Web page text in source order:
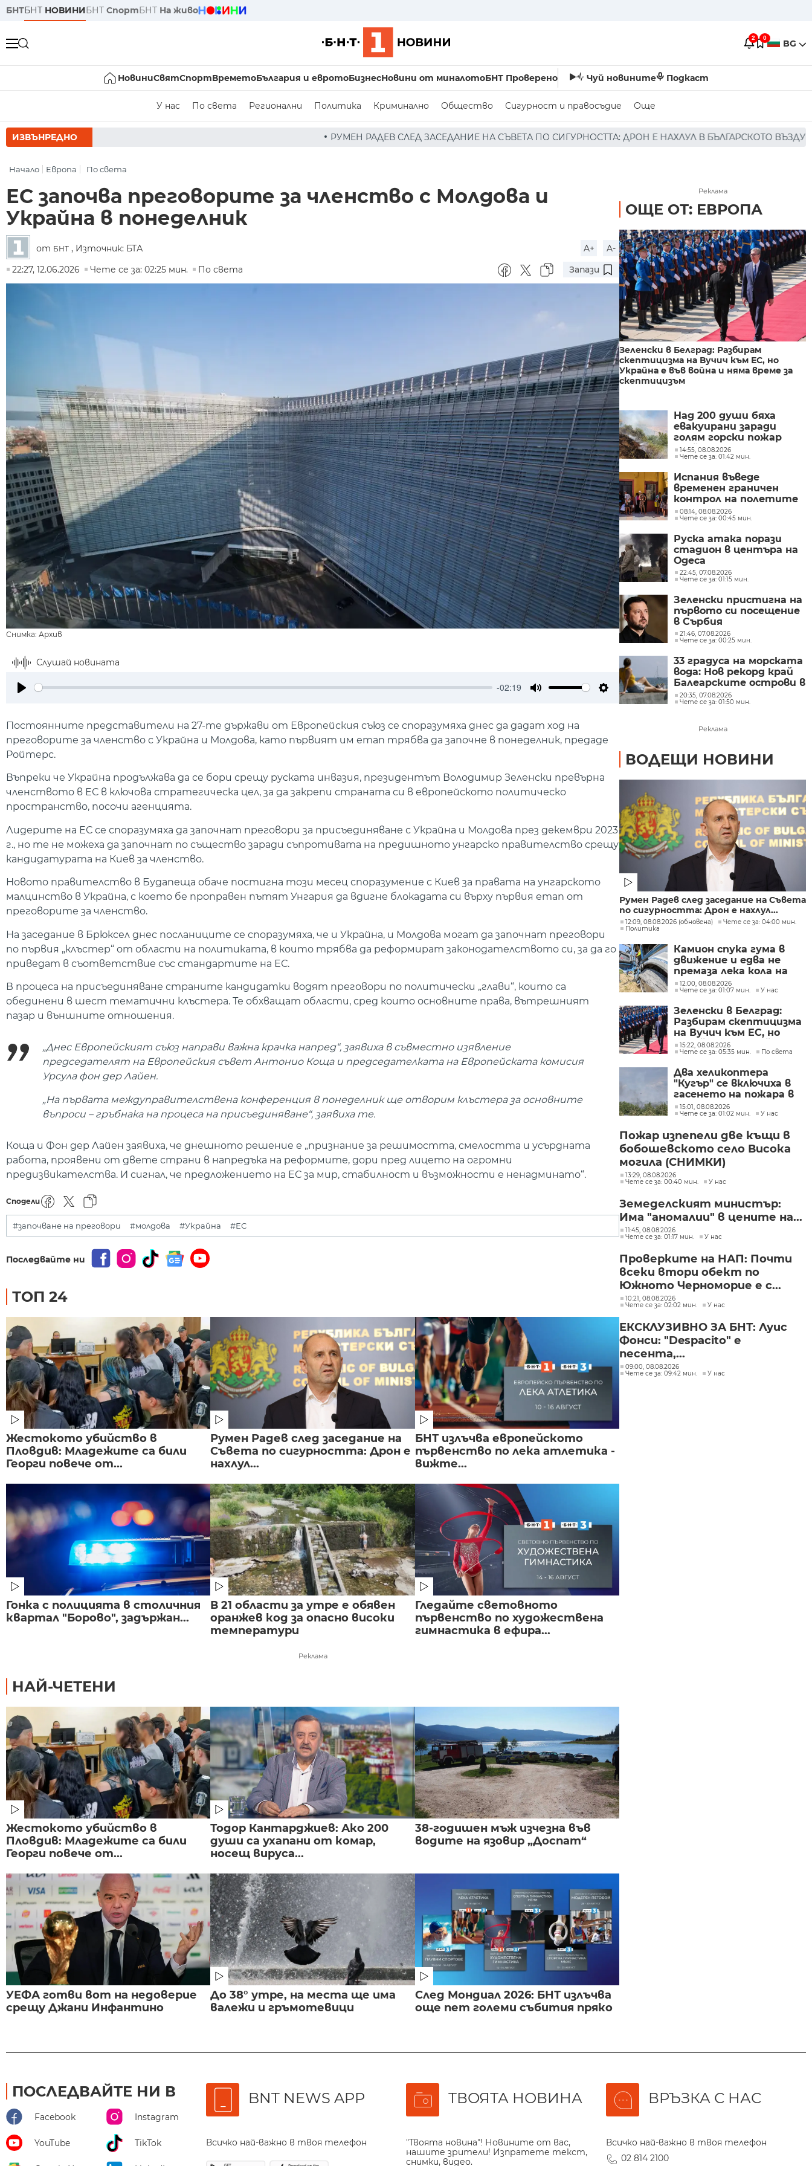
БНТБНТ НОВИНИБНТ СпортБНТ На живо
2 0 BG
НовиниСвятСпортВреметоБългария и евротоБизнесНовини от миналотоБНТ Проверено Чуй новините Подкаст
У нас По света Регионални Политика Криминално Общество Сигурност и правосъдие Още
ИЗВЪНРЕДНО РУМЕН РАДЕВ СЛЕД ЗАСЕДАНИЕ НА СЪВЕТА ПО СИГУРНОСТТА: ДРОН Е НАХЛУЛ В БЪЛГАРСКОТО ВЪЗДУШНО
Начало Европа По света
ЕС започва преговорите за членство с Молдова и
Украйна в понеделник
от БНТ , Източник: БТА A+
A-
22:27, 12.06.2026
Чете се за: 02:25 мин. По света Запази
Снимка: Архив
Слушай новината
-02:19
Settings
Постоянните представители на 27-те държави от Европейския съюз се споразумяха днес да дадат ход на
преговорите за членство с Украйна и Молдова, като първият им етап трябва да започне в понеделник, предаде
Ройтерс.
Въпреки че Украйна продължава да се бори срещу руската инвазия, президентът Володимир Зеленски превърна
членството в ЕС в ключова стратегическа цел, за да закрепи страната си в европейското политическо
пространство, посочи агенцията.
Лидерите на ЕС се споразумяха да започнат преговори за присъединяване с Украйна и Молдова през декември 2023
г., но те не можеха да започнат по същество заради съпротивата на предишното унгарско правителство срещу
кандидатурата на Киев за членство.
Новото правителство в Будапеща обаче постигна този месец споразумение с Киев за правата на унгарското
малцинство в Украйна, с което бе проправен пътят Унгария да вдигне блокадата си върху първия етап от
преговорите за членство.
На заседание в Брюксел днес посланиците се споразумяха, че и Украйна, и Молдова могат да започнат преговори
по първия „клъстер“ от области на политиката, в които трябва да реформират законодателството си, за да го
приведат в съответствие със стандартите на ЕС.
В процеса на присъединяване страните кандидатки водят преговори по политически „глави“, които са
обединени в шест тематични клъстера. Те обхващат области, сред които основните права, вътрешният
пазар и външните отношения.
„Днес Европейският съюз направи важна крачка напред“, заявиха в съвместно изявление
председателят на Европейския съвет Антонио Коща и председателката на Европейската комисия
Урсула фон дер Лайен.
„На първата междуправителствена конференция в понеделник ще отворим клъстера за основните
въпроси – гръбнака на процеса на присъединяване“, заявиха те.
Коща и Фон дер Лайен заявиха, че днешното решение е „признание за решимостта, смелостта и усърдната
работа, проявени от двете страни в напредъка на реформите, дори пред лицето на огромни
предизвикателства. И сигнал, че предложението на ЕС за мир, стабилност и възможности е ненадминато“.
Сподели
#започване на преговори #молдова #Украйна #ЕС
Последвайте ни
ТОП 24
Жестокото убийство в
Пловдив: Младежите са били
Георги повече от...
Румен Радев след заседание на
Съвета по сигурността: Дрон е
нахлул...
БНТ излъчва европейското
първенство по лека атлетика -
вижте...
Гонка с полицията в столичния
квартал "Борово", задържан...
В 21 области за утре е обявен
оранжев код за опасно високи
температури
Гледайте световното
първенство по художествена
гимнастика в ефира...
Реклама
НАЙ-ЧЕТЕНИ
Жестокото убийство в
Пловдив: Младежите са били
Георги повече от...
Тодор Кантарджиев: Ако 200
души са ухапани от комар,
носещ вируса...
38-годишен мъж изчезна във
водите на язовир „Доспат“
УЕФА готви вот на недоверие
срещу Джани Инфантино
До 38° утре, на места ще има
валежи и гръмотевици
След Мондиал 2026: БНТ излъчва
още пет големи събития пряко
Реклама
ОЩЕ ОТ: ЕВРОПА
Зеленски в Белград: Разбирам
скептицизма на Вучич към ЕС, но
Украйна е във война и няма време за
скептицизъм
Над 200 души бяха
евакуирани заради
голям горски пожар
край езерото Гарда в
Северна Италия
14:55, 08.08.2026
Чете се за: 01:42 мин.
Испания въведе
временен граничен
контрол на полетите
и корабите
пристигащи от
08:14, 08.08.2026
Чете се за: 00:45 мин.
Руска атака порази
стадион в центъра на
Одеса
22:45, 07.08.2026
Чете се за: 01:15 мин.
Зеленски пристигна на
първото си посещение
в Сърбия
21:46, 07.08.2026
Чете се за: 00:25 мин.
33 градуса на морската
вода: Нов рекорд край
Балеарските острови в
Средиземно море
20:35, 07.08.2026
Чете се за: 01:50 мин.
Реклама
ВОДЕЩИ НОВИНИ
Румен Радев след заседание на Съвета
по сигурността: Дрон е нахлул...
12:09, 08.08.2026 (обновена)
Чете се за: 04:00 мин.
Политика
Камион спука гума в
движение и едва не
премаза лека кола на
Подбалканския път
(СНИМКИ)
12:00, 08.08.2026
Чете се за: 01:07 мин.
У нас
Зеленски в Белград:
Разбирам скептицизма
на Вучич към ЕС, но
Украйна е във война и
няма време за
скептицизъм
15:22, 08.08.2026
Чете се за: 05:35 мин.
По света
Два хеликоптера
"Кугър" се включиха в
гасенето на пожара в
Асеновградско
(СНИМКИ)
15:01, 08.08.2026
Чете се за: 01:02 мин.
У нас
Пожар изпепели две къщи в
бобошевското село Висока
могила (СНИМКИ)
13:29, 08.08.2026
Чете се за: 00:40 мин.
У нас
Земеделският министър:
Има "аномалии" в цените на...
11:45, 08.08.2026
Чете се за: 01:17 мин.
У нас
Проверките на НАП: Почти
всеки втори обект по
Южното Черноморие е с...
10:21, 08.08.2026
Чете се за: 02:02 мин.
У нас
ЕКСКЛУЗИВНО ЗА БНТ: Луис
Фонси: "Despacito" е
песента,...
09:00, 08.08.2026
Чете се за: 09:42 мин.
У нас
ПОСЛЕДВАЙТЕ НИ В
Facebook Instagram
YouTube TikTok
BNT NEWS APP
Всичко най-важно в твоя телефон
ТВОЯТА НОВИНА
"Твоята новина"! Новините от вас,
нашите зрители! Изпратете текст,
снимки, видео.
ВРЪЗКА С НАС
Всичко най-важно в твоя телефон
02 814 2100